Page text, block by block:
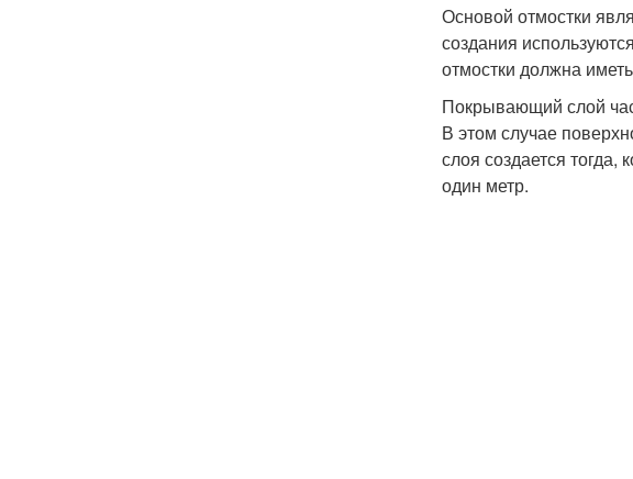
Основой отмостки
создания
отмостки должна
Покрывающий слой
В этом случае
слоя создается тогда,
один метр.